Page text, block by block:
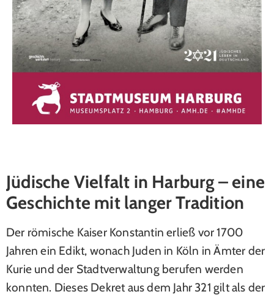
Jüdische Vielfalt in Harburg – eine
Geschichte mit langer Tradition
Der römische Kaiser Konstantin erließ vor 1700
Jahren ein Edikt, wonach Juden in Köln in Ämter der
Kurie und der Stadtverwaltung berufen werden
konnten. Dieses Dekret aus dem Jahr 321 gilt als der